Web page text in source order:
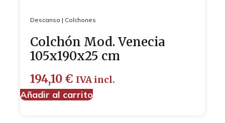
Descanso | Colchones
Colchón Mod. Venecia
105x190x25 cm
194,10 € IVA incl.
Añadir al carrito